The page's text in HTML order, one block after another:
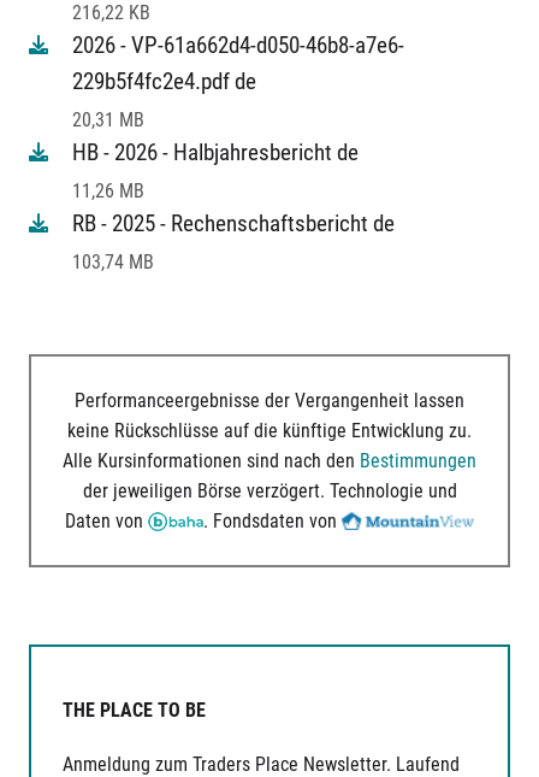
216,22 KB
2026 - VP-61a662d4-d050-46b8-a7e6-
229b5f4fc2e4.pdf de
20,31 MB
HB - 2026 - Halbjahresbericht de
11,26 MB
RB - 2025 - Rechenschaftsbericht de
103,74 MB
Performanceergebnisse der Vergangenheit lassen
keine Rückschlüsse auf die künftige Entwicklung zu.
Alle Kursinformationen sind nach den Bestimmungen
der jeweiligen Börse verzögert. Technologie und
Daten von
. Fondsdaten von
THE PLACE TO BE
Anmeldung zum Traders Place Newsletter. Laufend